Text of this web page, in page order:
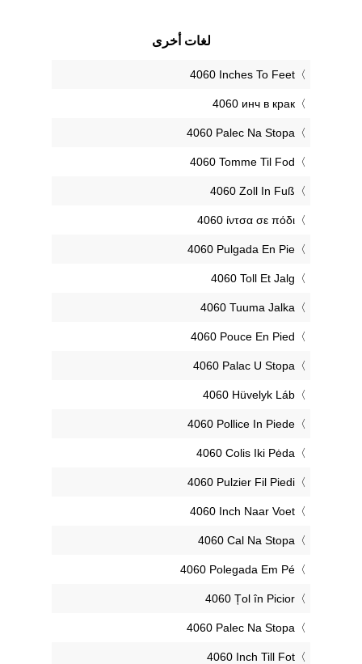
لغات أخرى
‎4060 Inches To Feet
‎4060 инч в крак
‎4060 Palec Na Stopa
‎4060 Tomme Til Fod
‎4060 Zoll In Fuß
‎4060 ίντσα σε πόδι
‎4060 Pulgada En Pie
‎4060 Toll Et Jalg
‎4060 Tuuma Jalka
‎4060 Pouce En Pied
‎4060 Palac U Stopa
‎4060 Hüvelyk Láb
‎4060 Pollice In Piede
‎4060 Colis Iki Pėda
‎4060 Pulzier Fil Piedi
‎4060 Inch Naar Voet
‎4060 Cal Na Stopa
‎4060 Polegada Em Pé
‎4060 Țol în Picior
‎4060 Palec Na Stopa
‎4060 Inch Till Fot